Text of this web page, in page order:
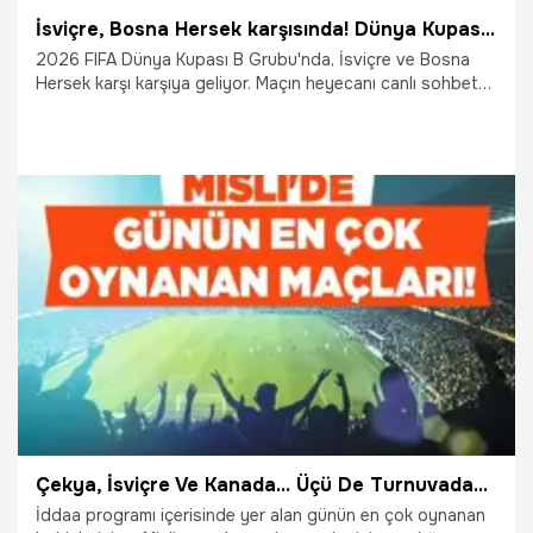
İsviçre, Bosna Hersek karşısında! Dünya Kupası heyecanı canlı sohbet ile Misli'de
2026 FIFA Dünya Kupası B Grubu'nda, İsviçre ve Bosna
Hersek karşı karşıya geliyor. Maçın heyecanı canlı sohbet
18.06.2026 İddaa
Çekya, İsviçre Ve Kanada… Üçü De Turnuvadaki İlk Galibiyetini Alır! İşte Misli’de Günün En Çok Oynanan Maçları
İddaa programı içerisinde yer alan günün en çok oynanan